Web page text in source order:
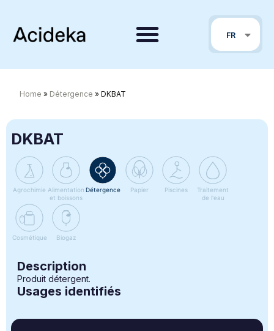
FR
PT
Home » Détergence » DKBAT
DKBAT
Agrochimie Alimentation
et boissons
Détergence Papier Piscines
Traitement
de l'eau
Cosmétique Biogaz
Description
Produit détergent.
Usages identifiés